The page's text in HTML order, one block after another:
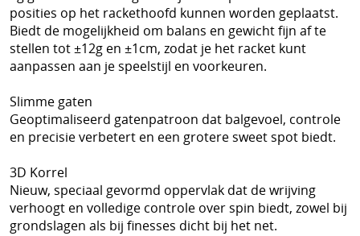
posities op het rackethoofd kunnen worden geplaatst.
Biedt de mogelijkheid om balans en gewicht fijn af te
stellen tot ±12g en ±1cm, zodat je het racket kunt
aanpassen aan je speelstijl en voorkeuren.
Slimme gaten
Geoptimaliseerd gatenpatroon dat balgevoel, controle
en precisie verbetert en een grotere sweet spot biedt.
3D Korrel
Nieuw, speciaal gevormd oppervlak dat de wrijving
verhoogt en volledige controle over spin biedt, zowel bij
grondslagen als bij finesses dicht bij het net.